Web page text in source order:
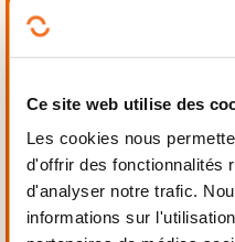
Ce site web utilise des
Les cookies nous
d'offrir des fonctionnalités
d'analyser notre trafic.
informations sur